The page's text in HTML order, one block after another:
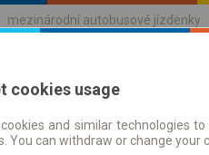
mezinárodní autobusové jízdenky
Jízdni řády a jízdenky
cookies usage
and similar technologies
You can withdraw or change